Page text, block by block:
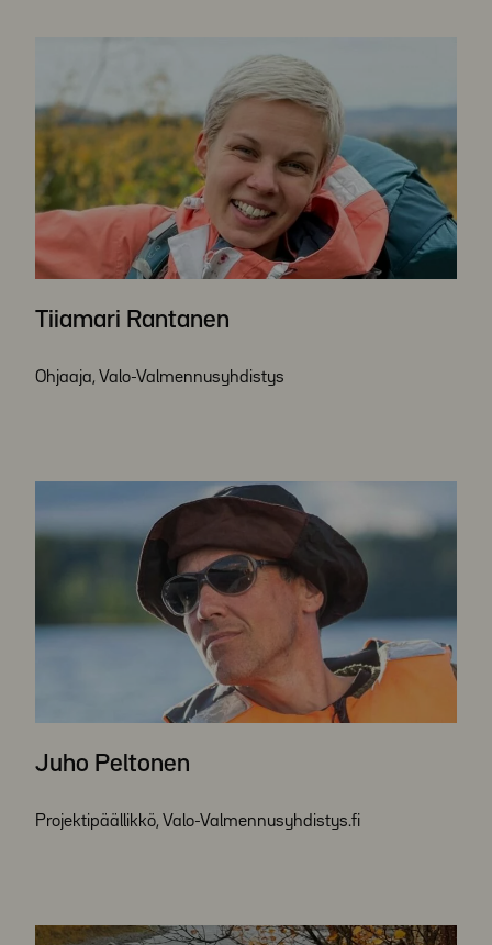
Tiiamari Rantanen
Ohjaaja, Valo-Valmennusyhdistys
Juho Peltonen
Projektipäällikkö, Valo-Valmennusyhdistys.fi